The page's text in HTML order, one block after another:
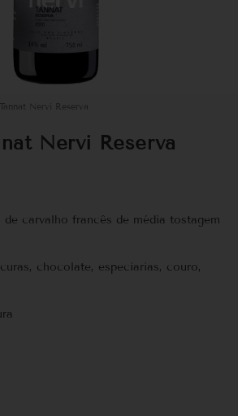
Nervi Reserva
Nervi Reserva
de carvalho francês de média tostagem
chocolate, especiarias, couro,